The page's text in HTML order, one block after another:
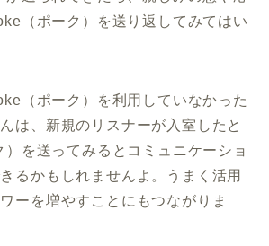
（ポーク）を送り返してみてはい
（ポーク）を利用していなかった
は、新規のリスナーが入室したと
を送ってみるとコミュニケーショ
るかもしれませんよ。うまく活用
ーを増やすことにもつながりま